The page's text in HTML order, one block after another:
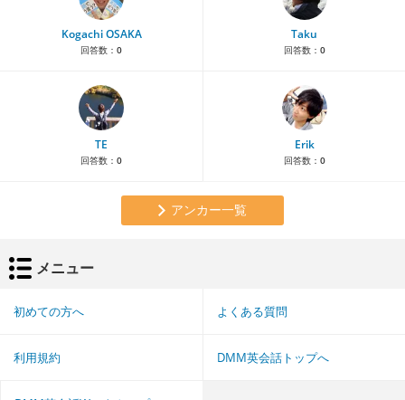
Kogachi OSAKA
回答数： 0
Taku
回答数： 0
TE
回答数： 0
Erik
回答数： 0
アンカー一覧
メニュー
初めての方へ よくある質問
利用規約 DMM英会話トップへ